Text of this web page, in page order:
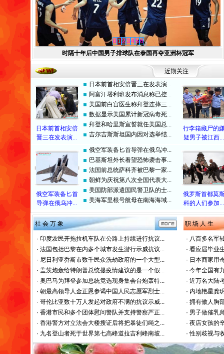
时隔十年后中国男子排球队在泰国再夺亚洲杯冠军
0 1 23 456
近期关注
日本前首相安倍
晋三在发表演...
日本前首相安倍晋三在发表演...
阿富汗塔利班发布消息称已控...
美国前白宫医生称拜登连摔三...
数据显示美国累计新冠病毒死...
拜登和哈里斯宣誓就任美国总...
吉尔吉斯斯坦国内因对选举结...
行李箱藏尸的
疑男子被江西...
俄空军装备匕首
导弹在俄乌冲...
俄空军装备匕首导弹在俄乌冲...
巴基斯坦外长看望恐怖袭击事...
法国前总统萨科齐被巴黎一家...
朝鲜为庆祝第八次全国代表大...
美国防部派遣国民警卫队的士...
美海军里根号航母在南海海域...
俄罗斯首都莫
科的人们参加...
社 会 万 象
· 印度农民开拖拉机车队在公路上持续进行抗议...
· 法国包括巴黎在内多个城市发生游行示威抗议...
· 尼日利亚乔斯市数千民众洗劫政府的一个大型...
· 盖茨炮轰给特朗普总统提疫情建议的是一个假...
· 奥巴马为拜登参加总统竟选现身集会台炮轰特...
· 朝最高领导人金正恩参谒中国人民志愿军烈士...
· 哥伦比亚数十万人发起对政府不满的抗议示威...
· 香港市民和多个团体慰问警队并支持警察严正...
· 香港警方对立法会大楼搜证后将把暴徒们绳之...
· 九名登山者死于世界第七高峰道拉吉利峰南坡...
职 场 人 生
· 八百多名军
· 看应届毕业
· 日本商家用
· 今年全国有
· 近万名大陆
· 内地艳星龚
· 拥有傲人胸
· 男子做催乳
· 夜店女孩的
·性别歧视与